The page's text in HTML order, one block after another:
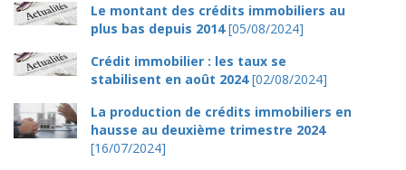
Le montant des crédits immobiliers au
plus bas depuis 2014[05/08/2024]
Crédit immobilier : les taux se
stabilisent en août 2024[02/08/2024]
La production de crédits immobiliers en
hausse au deuxième trimestre 2024
[16/07/2024]